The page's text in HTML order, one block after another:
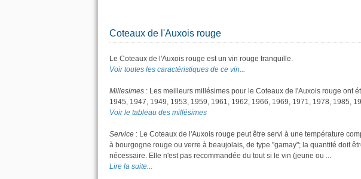
Coteaux de l'Auxois rouge
Le Coteaux de l'Auxois rouge est un vin rouge tranquille.
Voir toutes les caractéristiques de ce vin...
Millesimes : Les meilleurs millésimes pour le Coteaux de l'Auxois rouge ont
1945, 1947, 1949, 1953, 1959, 1961, 1962, 1966, 1969, 1971, 1978, 1985,
Voir le tableau des millésimes
Service : Le Coteaux de l'Auxois rouge peut être servi à une température
à bourgogne rouge ou verre à beaujolais, de type "gamay"; la quantité doit
nécessaire. Elle n'est pas recommandée du tout si le vin (jeune ou ...
Lire la suite...